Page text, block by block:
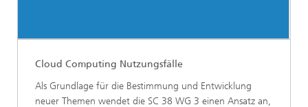
Cloud Computing Nutzungsfälle
Als Grundlage für die Bestimmung und Entwicklung
neuer Themen wendet die SC 38 WG 3 einen Ansatz an,